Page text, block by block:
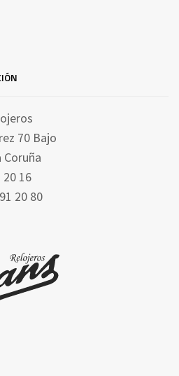
70 Bajo
Coruña
20 16
20 80